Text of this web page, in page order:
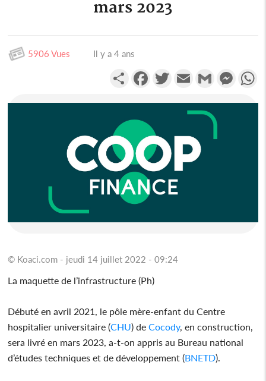
mars 2023
5906 Vues Il y a 4 ans
PartagerFacebookTwitterEmail Gmail
© Koaci.com - jeudi 14 juillet 2022 - 09:24
La maquette de l’infrastructure (Ph)
Débuté en avril 2021, le pôle mère-enfant du Centre
hospitalier universitaire (CHU) deCocody, en construction,
sera livré en mars 2023, a-t-on appris au Bureau national
d’études techniques et de développement (BNETD).